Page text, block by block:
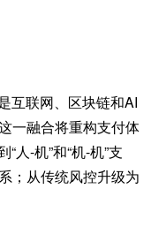
互联网、区块链和AI
一融合将重构支付体
人-机”和“机-机”支
；从传统风控升级为